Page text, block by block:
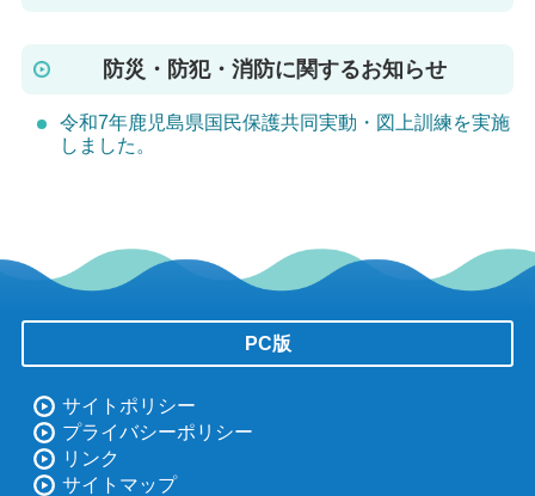
防災・防犯・消防に関するお知らせ
令和7年鹿児島県国民保護共同実動・図上訓練を実施
しました。
PC版
サイトポリシー
プライバシーポリシー
リンク
サイトマップ